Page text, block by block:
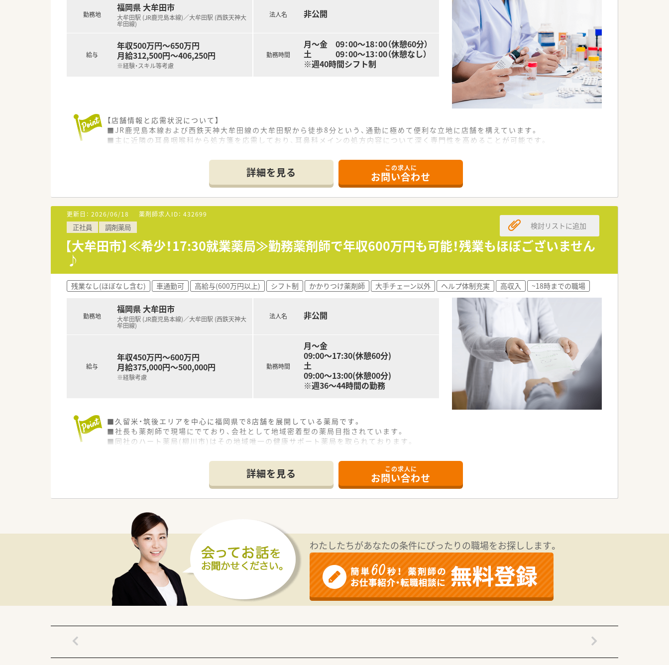
勤務地
福岡県 大牟田市
大牟田駅 (JR鹿児島本線)／大牟田駅 (西鉄天神大
牟田線)
給与
年収500万円～650万円
月給312,500円～406,250円
※経験・スキル等考慮
法人名 非公開
勤務時間
月～金 09：00～18：00（休憩60分）
土 09：00～13：00（休憩なし）
※週40時間シフト制
【店舗情報と応需状況について】
■JR鹿児島本線および西鉄天神大牟田線の大牟田駅から徒歩8分という、通勤に極めて便利な立地に店舗を構えています。
■主に近隣の耳鼻咽喉科から処方箋を応需しており、耳鼻科メインの処方内容について深く専門性を高めることが可能です。
■今回は欠員補充に伴う募集であり、地域医療に貢献したい意欲を持つ薬剤師の方を急募として積極的にお迎えいたします。
■実務経験の有無は問いませんので、新しい環境で調剤業務を基礎から学びたい方やスキルを磨きたい方を広く募集します。
■年齢を問わず50代の方まで幅広く受け入れており、周囲のスタッフと円滑に連携しながら業務に励める方を求めています。
【求人情報について】
■正社員の勤務薬剤師として募集しており、年収500万円から最大650万円という地域内でも高水準の給与提示が可能です。
■昇給は年1回4月に実施され、賞与も年2回支給されるため、日々の頑張りがしっかりと給与に反映される仕組みです。
■住宅補助手当や薬剤師紹介制度など福利厚生が充実しており、生活面でのサポートを受けながら長く安定して働けます。
■薬剤師会が主催する勉強会への参加を推奨しているほか、社内独自の研修やメーカーによる製品説明会を積極的に行います。
■従業員やその家族の健康を支援するため、お薬代の会社補助制度を設けており、福利厚生の面から生活を支えています。
■地域の開局支援事業を通じて培ったノウハウを活かし、最新の調剤設備や効率的な動線設計を店舗運営に取り入れています。
詳細を見る この求人に
お問い合わせ
更新日： 2026/06/18 薬剤師求人ID： 432699
正社員 調剤薬局
【大牟田市】≪希少！17:30就業薬局≫勤務薬剤師で年収600万円も可能！残業もほぼございません
♪
検討リストに追加
残業なし(ほぼなし含む) 車通勤可 高給与(600万円以上) シフト制 かかりつけ薬剤師 大手チェーン以外 ヘルプ体制充実 高収入 ~18時までの職場
勤務地
福岡県 大牟田市
大牟田駅 (JR鹿児島本線)／大牟田駅 (西鉄天神大
牟田線)
給与
年収450万円～600万円
月給375,000円～500,000円
※経験考慮
法人名 非公開
勤務時間
月～金
09:00～17:30(休憩60分)
土
09:00～13:00(休憩00分)
※週36～44時間の勤務
■久留米・筑後エリアを中心に福岡県で8店舗を展開している薬局です。
■社長も薬剤師で現場にでており、会社として地域密着型の薬局目指されています。
■同社のハート薬局(柳川市)はその地域唯一の健康サポート薬局を取られております。
■四つ角に位置し、2階建ての戸建ての薬局です。
■門前のドクターに信頼されており、疑義照会もしやすい良好な関係です。
■勤続年数が長い方が多く、定着率の高い店舗です。
詳細を見る この求人に
お問い合わせ
わたしたちがあなたの条件にぴったりの職場をお探しします。